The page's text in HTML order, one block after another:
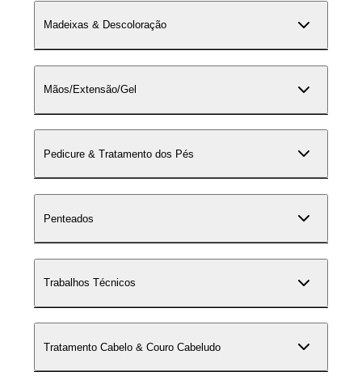
Madeixas & Descoloração
Mãos/Extensão/Gel
Pedicure & Tratamento dos Pés
Penteados
Trabalhos Técnicos
Tratamento Cabelo & Couro Cabeludo